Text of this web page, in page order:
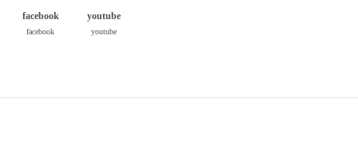
facebook
facebook
youtube
youtube